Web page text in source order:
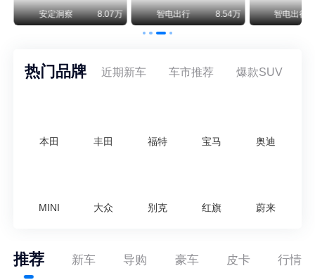
安定洞察 8.07万 智电出行 8.54万 智电出行
热门品牌 近期新车 车市推荐 爆款SUV
本田 丰田 福特 宝马 奥迪
MINI 大众 别克 红旗 蔚来
推荐 新车 导购 豪车 皮卡 行情